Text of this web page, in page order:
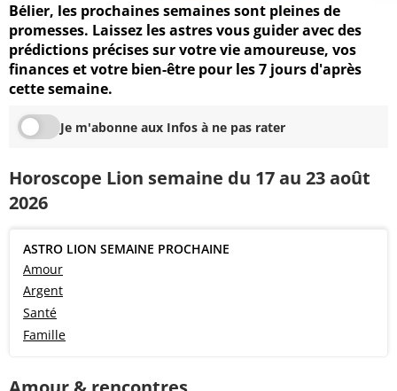
Bélier, les prochaines semaines sont pleines de
promesses. Laissez les astres vous guider avec des
prédictions précises sur votre vie amoureuse, vos
finances et votre bien-être pour les 7 jours d'après
cette semaine.
Je m'abonne aux Infos à ne pas rater
Horoscope Lion semaine du 17 au 23 août
2026
ASTRO LION SEMAINE PROCHAINE
Amour
Argent
Santé
Famille